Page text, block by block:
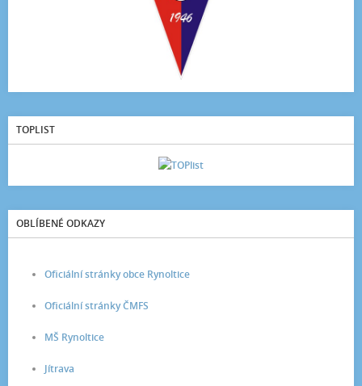
TOPLIST
OBLÍBENÉ ODKAZY
Oficiální stránky obce Rynoltice
Oficiální stránky ČMFS
MŠ Rynoltice
Jítrava